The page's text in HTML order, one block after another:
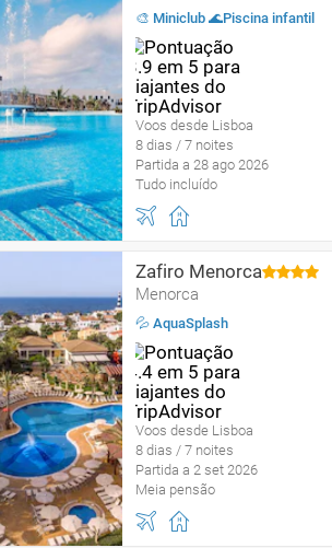
🎨 Miniclub 🌊Piscina infantil
Voos desde Lisboa
8 dias / 7 noites
Partida a 28 ago 2026
Tudo incluído
Zafiro Menorca
Menorca
💦 AquaSplash
Voos desde Lisboa
8 dias / 7 noites
Partida a 2 set 2026
Meia pensão